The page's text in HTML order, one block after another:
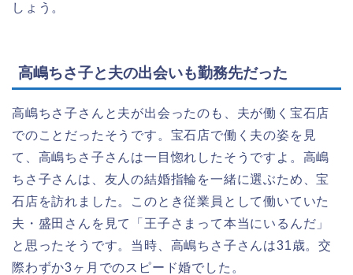
しょう。
高嶋ちさ子と夫の出会いも勤務先だった
高嶋ちさ子さんと夫が出会ったのも、夫が働く宝石店
でのことだったそうです。宝石店で働く夫の姿を見
て、高嶋ちさ子さんは一目惚れしたそうですよ。高嶋
ちさ子さんは、友人の結婚指輪を一緒に選ぶため、宝
石店を訪れました。このとき従業員として働いていた
夫・盛田さんを見て「王子さまって本当にいるんだ」
と思ったそうです。当時、高嶋ちさ子さんは31歳。交
際わずか3ヶ月でのスピード婚でした。